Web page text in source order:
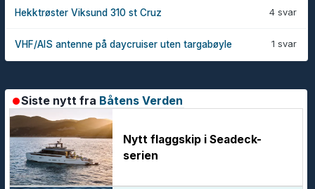
4 svar
Hekktrøster Viksund 310 st Cruz
1 svar
VHF/AIS antenne på daycruiser uten targabøyle
Siste nytt fra Båtens Verden
Nytt flaggskip i Seadeck-
serien